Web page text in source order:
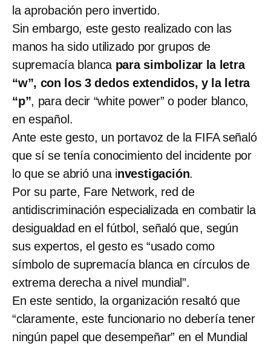
la aprobación pero invertido.
Sin embargo, este gesto realizado con las
manos ha sido utilizado por grupos de
supremacía blanca para simbolizar la letra
“w”, con los 3 dedos extendidos, y la letra
“p”, para decir “white power” o poder blanco,
en español.
Ante este gesto, un portavoz de la FIFA señaló
que sí se tenía conocimiento del incidente por
lo que se abrió una investigación.
Por su parte, Fare Network, red de
antidiscriminación especializada en combatir la
desigualdad en el fútbol, señaló que, según
sus expertos, el gesto es “usado como
símbolo de supremacía blanca en círculos de
extrema derecha a nivel mundial”.
En este sentido, la organización resaltó que
“claramente, este funcionario no debería tener
ningún papel que desempeñar” en el Mundial